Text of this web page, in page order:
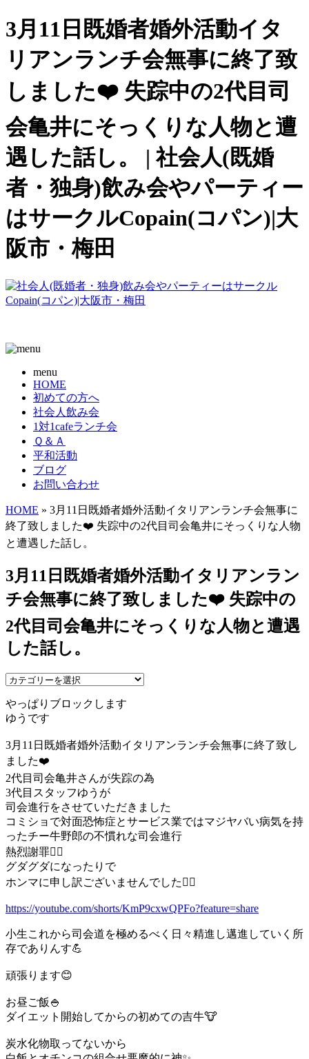
3月11日既婚者婚外活動イタ
リアンランチ会無事に終了致
しました❤️ 失踪中の2代目司
会亀井にそっくりな人物と遭
遇した話し。 | 社会人(既婚
者・独身)飲み会やパーティー
はサークルCopain(コパン)|大
阪市・梅田
menu
HOME
初めての方へ
社会人飲み会
1対1cafeランチ会
Ｑ＆Ａ
平和活動
ブログ
お問い合わせ
HOME » 3月11日既婚者婚外活動イタリアンランチ会無事に
終了致しました❤️ 失踪中の2代目司会亀井にそっくりな人物
と遭遇した話し。
3月11日既婚者婚外活動イタリアンラン
チ会無事に終了致しました❤️ 失踪中の
2代目司会亀井にそっくりな人物と遭遇
した話し。
やっぱりブロックします
ゆうです
3月11日既婚者婚外活動イタリアンランチ会無事に終了致し
ました❤️
2代目司会亀井さんが失踪の為
3代目スタッフゆうが
司会進行をさせていただきました
コミショで対面恐怖症とサービス業ではマジヤバい病気を持
ったチー牛野郎の不慣れな司会進行
熱烈謝罪🙇‍♂️
グダグダになったりで
ホンマに申し訳ございませんでした🙇‍♂️
https://youtube.com/shorts/KmP9cxwQPFo?feature=share
小生これから司会道を極めるべく日々精進し邁進していく所
存でありんす💪
頑張ります😊
お昼ご飯🍚
ダイエット開始してからの初めての吉牛🐮
炭水化物取ってないから